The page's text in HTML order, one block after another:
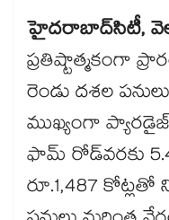
హైదరాబాద్​సిటీ,
ప్రతిష్టాత్మకంగా
రెండు దశల
ముఖ్యంగా
ఫామ్​ రోడ్​వరకు
రూ.1,487